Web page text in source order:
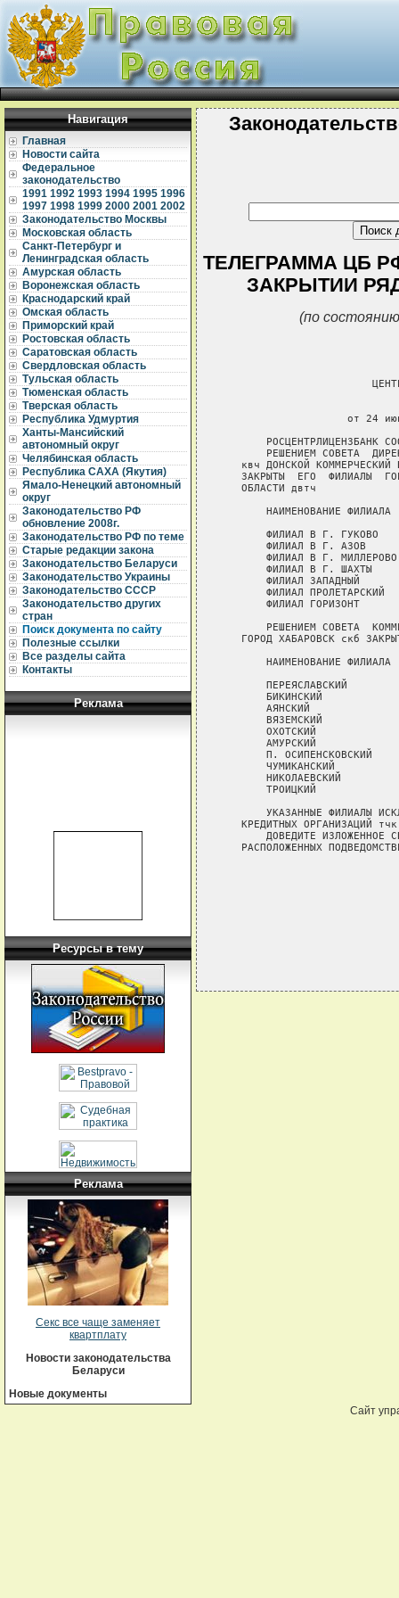
Навигация
Главная
Новости сайта
Федеральное
законодательство
1991 1992 1993 1994 1995 1996
1997 1998 1999 2000 2001 2002
Законодательство Москвы
Московская область
Санкт-Петербург и
Ленинградская область
Амурская область
Воронежская область
Краснодарский край
Омская область
Приморский край
Ростовская область
Саратовская область
Свердловская область
Тульская область
Тюменская область
Тверская область
Республика Удмуртия
Ханты-Мансийский
автономный округ
Челябинская область
Республика САХА (Якутия)
Ямало-Ненецкий автономный
округ
Законодательство РФ
обновление 2008г.
Законодательство РФ по теме
Старые редакции закона
Законодательство Беларуси
Законодательство Украины
Законодательство СССР
Законодательство других
стран
Поиск документа по сайту
Полезные ссылки
Все разделы сайта
Контакты
Реклама
Ресурсы в тему
Реклама
Секс все чаще заменяет
квартплату
Новости законодательства
Беларуси
Новые документы
ТЕЛЕГРАММА ЦБ РФ
ЗАКРЫТИИ
(по
от 24
РОСЦЕНТРЛИЦЕНЗБАНК
РЕШЕНИЕМ СОВЕТА
квч ДОНСКОЙ КОММЕРЧЕСКИЙ
ЗАКРЫТЫ  ЕГО  ФИЛИАЛЫ
   ОБЛАСТИ двтч
НАИМЕНОВАНИЕ ФИЛИАЛА
ФИЛИАЛ В Г. ГУКОВО
ФИЛИАЛ В Г. АЗОВ
ФИЛИАЛ В Г.
ФИЛИАЛ В Г. ШАХТЫ
ФИЛИАЛ ЗАПАДНЫЙ
ФИЛИАЛ ПРОЛЕТАРСКИЙ
ФИЛИАЛ ГОРИЗОНТ
РЕШЕНИЕМ СОВЕТА
ГОРОД ХАБАРОВСК скб
НАИМЕНОВАНИЕ ФИЛИАЛА
ПЕРЕЯСЛАВСКИЙ
БИКИНСКИЙ
АЯНСКИЙ
ВЯЗЕМСКИЙ
ОХОТСКИЙ
АМУРСКИЙ
П. ОСИПЕНСКОВСКИЙ
ЧУМИКАНСКИЙ
НИКОЛАЕВСКИЙ
ТРОИЦКИЙ
УКАЗАННЫЕ ФИЛИАЛЫ
   КРЕДИТНЫХ ОРГАНИЗАЦИЙ тчк
ДОВЕДИТЕ ИЗЛОЖЕННОЕ
РАСПОЛОЖЕННЫХ
Сайт